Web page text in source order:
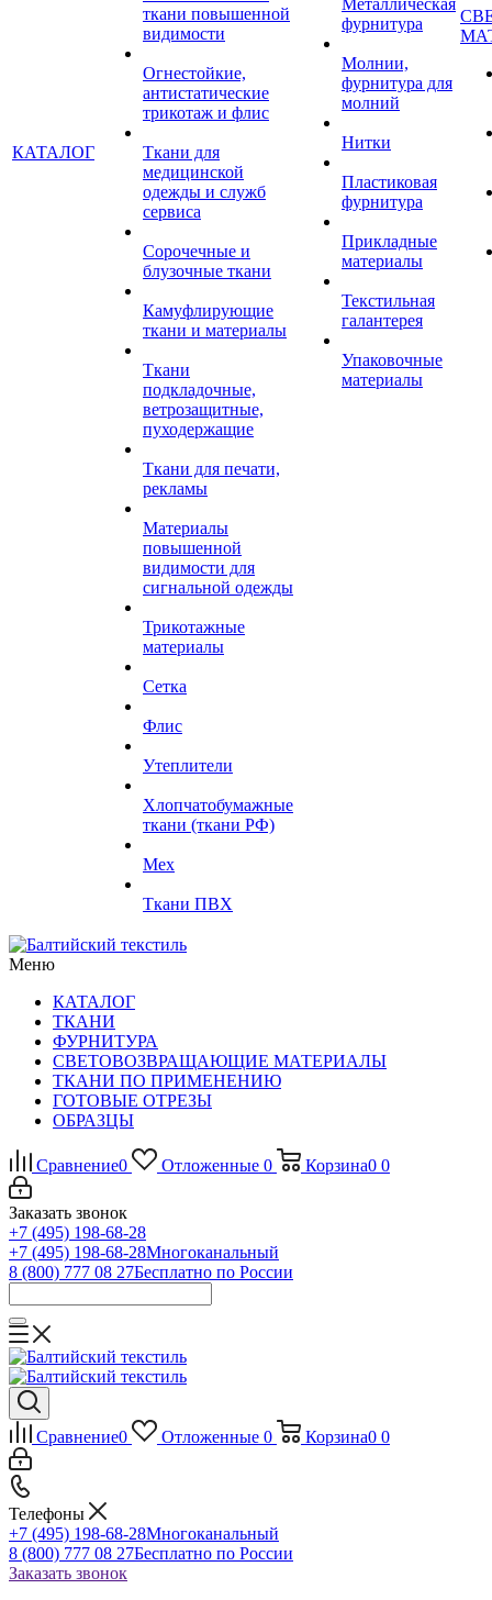
КАТАЛОГ
ткани повышенной
видимости
Огнестойкие,
антистатические
трикотаж и флис
Ткани для
медицинской
одежды и служб
сервиса
Сорочечные и
блузочные ткани
Камуфлирующие
ткани и материалы
Ткани
подкладочные,
ветрозащитные,
пуходержащие
Ткани для печати,
рекламы
Материалы
повышенной
видимости для
сигнальной одежды
Трикотажные
материалы
Сетка
Флис
Утеплители
Хлопчатобумажные
ткани (ткани РФ)
Мех
Ткани ПВХ
Металлическая
фурнитура
Молнии,
фурнитура для
молний
Нитки
Пластиковая
фурнитура
Прикладные
материалы
Текстильная
галантерея
Упаковочные
материалы
Меню
КАТАЛОГ
ТКАНИ
ФУРНИТУРА
СВЕТОВОЗВРАЩАЮЩИЕ МАТЕРИАЛЫ
ТКАНИ ПО ПРИМЕНЕНИЮ
ГОТОВЫЕ ОТРЕЗЫ
ОБРАЗЦЫ
Сравнение0 Отложенные 0 Корзина0 0
Заказать звонок
+7 (495) 198-68-28
+7 (495) 198-68-28Многоканальный
8 (800) 777 08 27Бесплатно по России
Сравнение0 Отложенные 0 Корзина0 0
Телефоны
+7 (495) 198-68-28Многоканальный
8 (800) 777 08 27Бесплатно по России
Заказать звонок